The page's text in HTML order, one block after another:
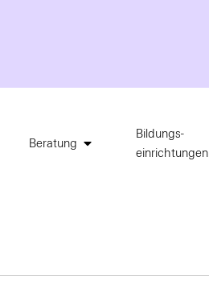
Beratung
Bildungs-
einrichtungen